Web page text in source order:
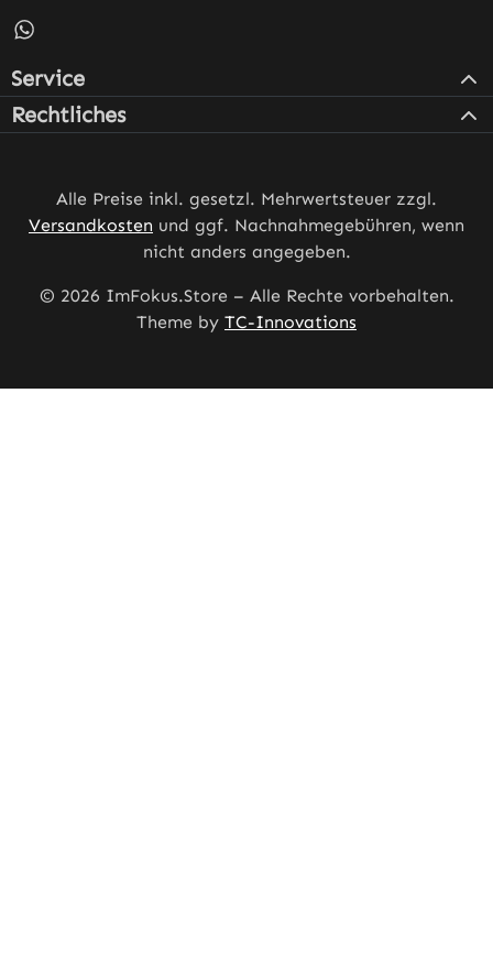
Schreib uns auf WhatsApp – öffnet in neuem Tab
Service
Rechtliches
Alle Preise inkl. gesetzl. Mehrwertsteuer zzgl.
Versandkosten und ggf. Nachnahmegebühren, wenn
nicht anders angegeben.
© 2026 ImFokus.Store – Alle Rechte vorbehalten.
Theme by TC-Innovations